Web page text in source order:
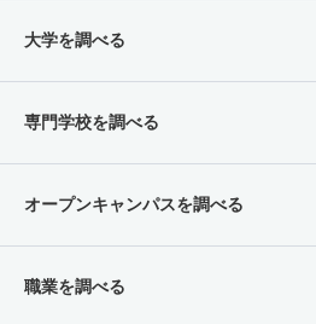
大学を調べる
専門学校を調べる
オープンキャンパスを調べる
職業を調べる